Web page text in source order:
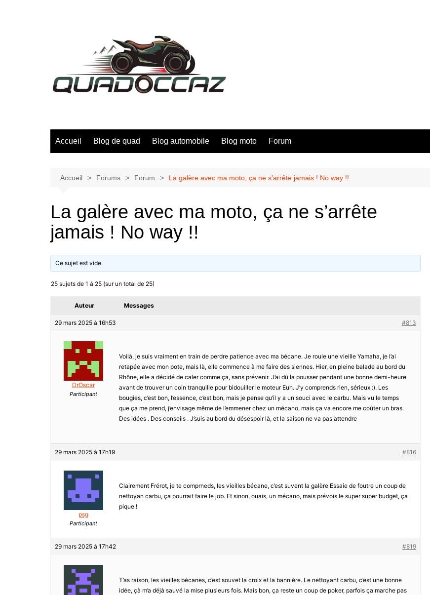
Accueil Blog de quad Blog automobile Blog moto Forum
Accueil Forums Forum La galère avec ma moto, ça ne s’arrête jamais ! No way !!
La galère avec ma moto, ça ne s’arrête
jamais ! No way !!
Ce sujet est vide.
25 sujets de 1 à 25 (sur un total de 25)
Auteur Messages
29 mars 2025 à 16h53 #813
DrOscar
Participant
Voilà, je suis vraiment en train de perdre patience avec ma bécane. Je roule une vieille Yamaha, je l’ai
retapée avec mon pote, mais là, elle commence à me faire des siennes. Hier, en pleine balade au bord du
Rhône, elle a décidé de caler comme ça, sans prévenir. J’ai dû la pousser pendant une bonne demi-heure
avant de trouver un coin tranquille pour bidouiller le moteur Euh. J’y comprends rien, sérieux :). Les
bougies, c’est bon, l’essence, c’est bon, mais je pense qu’il y a un souci avec le carbu. Mais vu le temps
que ça me prend, j’envisage même de l’emmener chez un mécano, mais ça va encore me coûter un bras.
Des idées . Des conseils . J’suis au bord du désespoir là, et la saison ne va pas attendre
29 mars 2025 à 17h19 #816
psg
Participant
Clairement Frérot, je te comprneds, les vieilles bécane, c’est suvent la galère Essaie de foutre un coup de
nettoyan carbu, ça pourrait faire le job. Et sinon, ouais, un mécano, mais prévois le super super budget, ça
pique !
29 mars 2025 à 17h42 #819
T’as raison, les vieilles bécanes, c’est souvet la croix et la bannière. Le nettoyant carbu, c’est une bonne
idée, çà m’a déjà sauvé la mise plusieurs fois. Mais bon, ça reste un coup de poker, parfois ça marche pas